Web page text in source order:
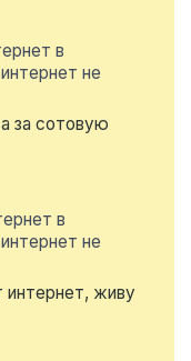
в
не
за сотовую
в
не
живу